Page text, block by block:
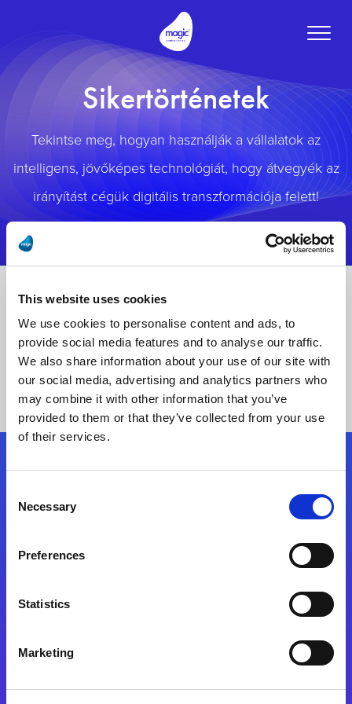
This website uses cookies
We use cookies to personalise content and ads, to
provide social media features and to analyse our traffic.
We also share information about your use of our site with
our social media, advertising and analytics partners who
may combine it with other information that you’ve
provided to them or that they’ve collected from your use
of their services.
Selection
Necessary
Preferences
Statistics
Marketing
Toggle
Sikertörténetek
Tekintse meg, hogyan használják a vállalatok az
intelligens, jövőképes technológiát, hogy átvegyék az
irányítást cégük digitális transzformációja felett!
Kövessen minket!